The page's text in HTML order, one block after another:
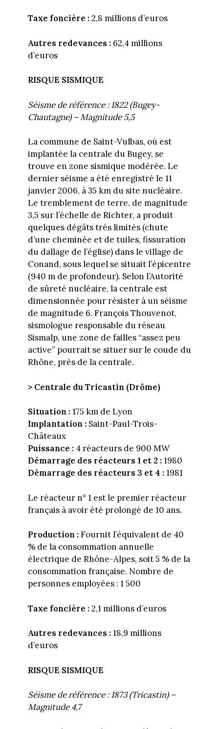
Taxe foncière :2,8 millions d’euros
Autres redevances : 62,4 millions
d’euros
RISQUE SISMIQUE
Séisme de référence : 1822 (Bugey-
Chautagne) – Magnitude 5,5
La commune de Saint-Vulbas, où est
implantée la centrale du Bugey, se
trouve en zone sismique modérée. Le
dernier séisme a été enregistré le 11
janvier 2006, à 35 km du site nucléaire.
Le tremblement de terre, de magnitude
3,5 sur l’échelle de Richter, a produit
quelques dégâts très limités (chute
d’une cheminée et de tuiles, fissuration
du dallage de l’église) dans le village de
Conand, sous lequel se situait l’épicentre
(940 m de profondeur). Selon l’Autorité
de sûreté nucléaire, la centrale est
dimensionnée pour résister à un séisme
de magnitude 6. François Thouvenot,
sismologue responsable du réseau
Sismalp, une zone de failles “assez peu
active” pourrait se situer sur le coude du
Rhône, près de la centrale.
> Centrale du Tricastin (Drôme)
Situation :175 km de Lyon
Implantation : Saint-Paul-Trois-
Châteaux
Puissance : 4 réacteurs de 900 MW
Démarrage des réacteurs 1 et 2 :1980
Démarrage des réacteurs 3 et 4 :1981
Le réacteur n° 1 est le premier réacteur
français à avoir été prolongé de 10 ans.
Production :Fournit l’équivalent de 40
% de la consommation annuelle
électrique de Rhône-Alpes, soit 5 % de la
consommation française. Nombre de
personnes employées : 1 500
Taxe foncière :2,1 millions d’euros
Autres redevances :18,9 millions
d’euros
RISQUE SISMIQUE
Séisme de référence : 1873 (Tricastin) –
Magnitude 4,7